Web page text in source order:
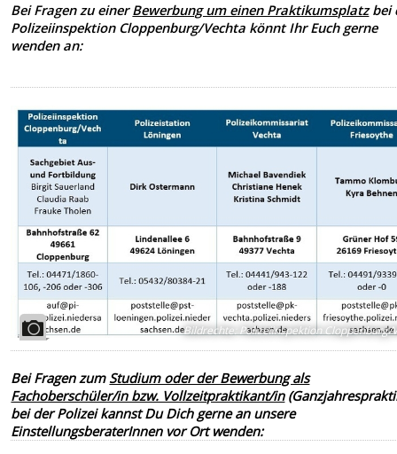
Bei Fragen zu einerBewerbung um einen Praktikumsplatzbei
Polizeiinspektion Cloppenburg/Vechta könnt Ihr Euch gerne
wenden an:
Bildrechte: Polizeiinspektion Cloppenburg/
Bei Fragen zum Studium oder der Bewerbung als
Fachoberschüler/in bzw. Vollzeitpraktikant/in
bei der Polizei kannst Du Dich gerne an unsere
EinstellungsberaterInnen vor Ort wenden: